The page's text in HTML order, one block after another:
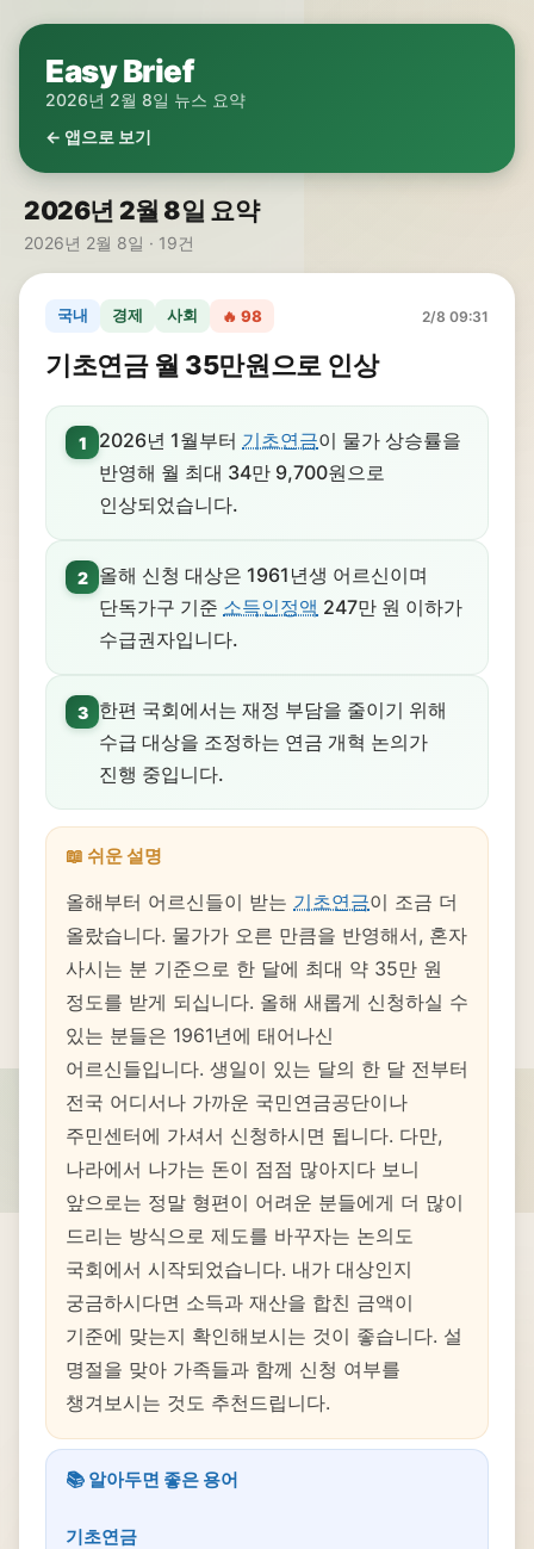
Easy Brief
2026년 2월 8일 뉴스 요약
← 앱으로 보기
2026년 2월 8일 요약
2026년 2월 8일 · 19건
국내 경제 사회 🔥 98 2/8 09:31
기초연금 월 35만원으로 인상
1 2026년 1월부터 기초연금이 물가 상승률을
반영해 월 최대 34만 9,700원으로
인상되었습니다.
2
올해 신청 대상은 1961년생 어르신이며
단독가구 기준 소득인정액 247만 원 이하가
수급권자입니다.
3
한편 국회에서는 재정 부담을 줄이기 위해
수급 대상을 조정하는 연금 개혁 논의가
진행 중입니다.
📖 쉬운 설명
올해부터 어르신들이 받는 기초연금이 조금 더
올랐습니다. 물가가 오른 만큼을 반영해서, 혼자
사시는 분 기준으로 한 달에 최대 약 35만 원
정도를 받게 되십니다. 올해 새롭게 신청하실 수
있는 분들은 1961년에 태어나신
어르신들입니다. 생일이 있는 달의 한 달 전부터
전국 어디서나 가까운 국민연금공단이나
주민센터에 가셔서 신청하시면 됩니다. 다만,
나라에서 나가는 돈이 점점 많아지다 보니
앞으로는 정말 형편이 어려운 분들에게 더 많이
드리는 방식으로 제도를 바꾸자는 논의도
국회에서 시작되었습니다. 내가 대상인지
궁금하시다면 소득과 재산을 합친 금액이
기준에 맞는지 확인해보시는 것이 좋습니다. 설
명절을 맞아 가족들과 함께 신청 여부를
챙겨보시는 것도 추천드립니다.
📚 알아두면 좋은 용어
기초연금